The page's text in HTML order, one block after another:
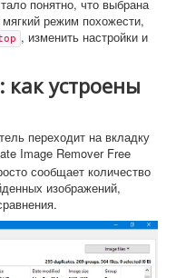
понятно, что выбрана
режим похожести,
, изменить настройки и
как устроены
переходит на вкладку
Image Remover Free
сообщает количество
изображений,